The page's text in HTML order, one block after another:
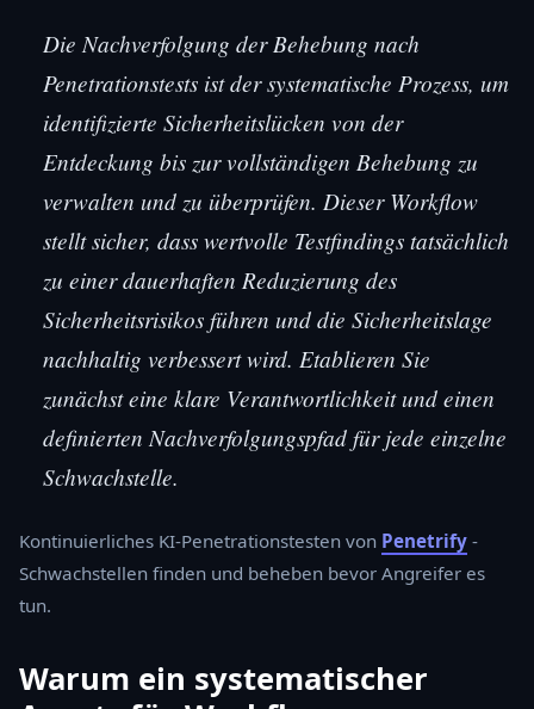
Die Nachverfolgung der Behebung nach
Penetrationstests ist der systematische Prozess, um
identifizierte Sicherheitslücken von der
Entdeckung bis zur vollständigen Behebung zu
verwalten und zu überprüfen. Dieser Workflow
stellt sicher, dass wertvolle Testfindings tatsächlich
zu einer dauerhaften Reduzierung des
Sicherheitsrisikos führen und die Sicherheitslage
nachhaltig verbessert wird. Etablieren Sie
zunächst eine klare Verantwortlichkeit und einen
definierten Nachverfolgungspfad für jede einzelne
Schwachstelle.
Kontinuierliches KI-Penetrationstesten von Penetrify -
Schwachstellen finden und beheben bevor Angreifer es
tun.
Warum ein systematischer